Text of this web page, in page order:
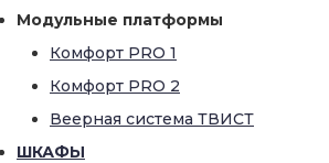
Модульные платформы
Комфорт PRO 1
Комфорт PRO 2
Веерная система ТВИСТ
ШКАФЫ